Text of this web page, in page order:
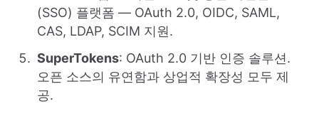
(SSO) 플랫폼 — OAuth 2.0, OIDC, SAML,
CAS, LDAP, SCIM 지원.
SuperTokens: OAuth 2.0 기반 인증 솔루션.
오픈 소스의 유연함과 상업적 확장성 모두 제
공.